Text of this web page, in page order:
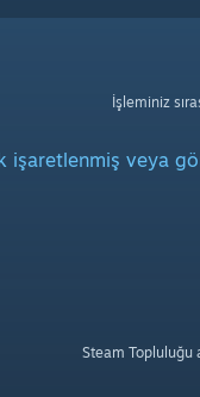
İşleminiz
işaretlenmiş veya
Steam Topluluğu